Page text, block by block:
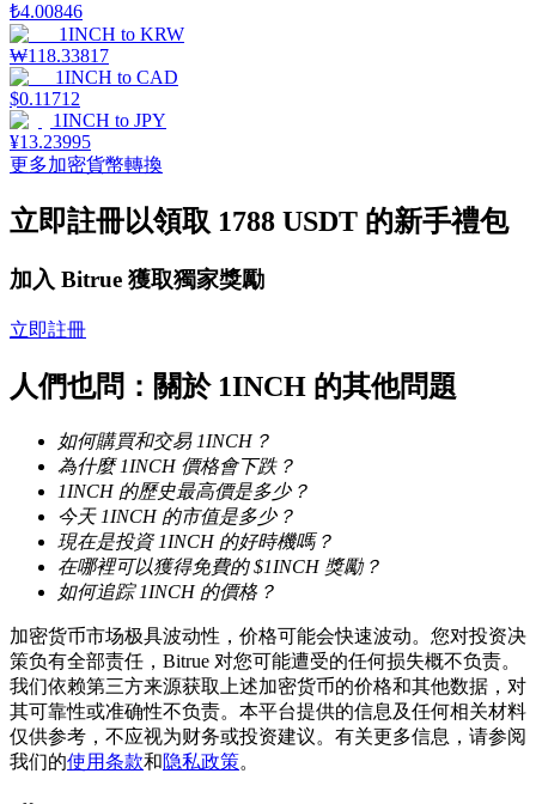
Launchpool
活期質押獲得熱門資產
鎖倉BTR
輕鬆獲得多重福利
借貸寶
₺4.00846
1INCH to KRW
₩118.33817
1INCH to CAD
$0.11712
1INCH to JPY
¥13.23995
更多加密貨幣轉換
立即註冊以領取 1788 USDT 的新手禮包
加入 Bitrue 獲取獨家獎勵
立即註冊
人們也問：關於 1INCH 的其他問題
如何購買和交易 1INCH？
為什麼 1INCH 價格會下跌？
1INCH 的歷史最高價是多少？
今天 1INCH 的市值是多少？
現在是投資 1INCH 的好時機嗎？
在哪裡可以獲得免費的 $1INCH 獎勵？
如何追踪 1INCH 的價格？
加密货币市场极具波动性，价格可能会快速波动。您对投资决
策负有全部责任，Bitrue 对您可能遭受的任何损失概不负责。
我们依赖第三方来源获取上述加密货币的价格和其他数据，对
其可靠性或准确性不负责。本平台提供的信息及任何相关材料
仅供参考，不应视为财务或投资建议。有关更多信息，请参阅
我们的使用条款和隐私政策。